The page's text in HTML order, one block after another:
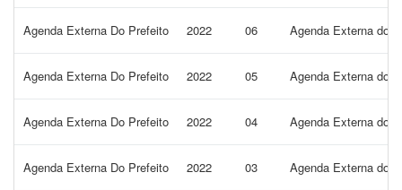
Agenda Externa Do Prefeito 2022 06 Agenda Externa do
Agenda Externa Do Prefeito 2022 05 Agenda Externa do
Agenda Externa Do Prefeito 2022 04 Agenda Externa do
Agenda Externa Do Prefeito 2022 03 Agenda Externa do